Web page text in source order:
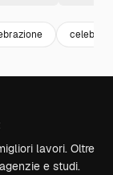
lavori. Oltre
e studi.